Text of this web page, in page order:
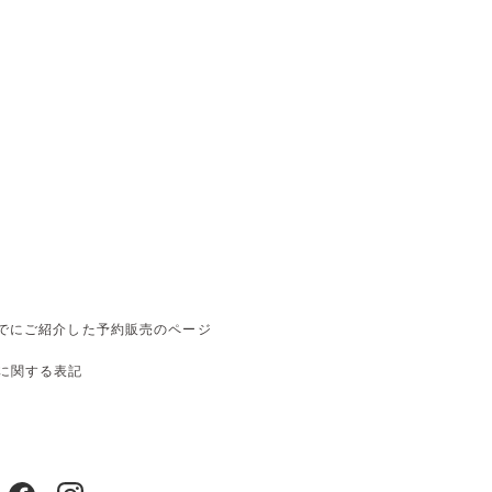
にご紹介した予約販売のページ
関する表記